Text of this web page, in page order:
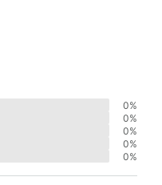
0%
0%
0%
0%
0%